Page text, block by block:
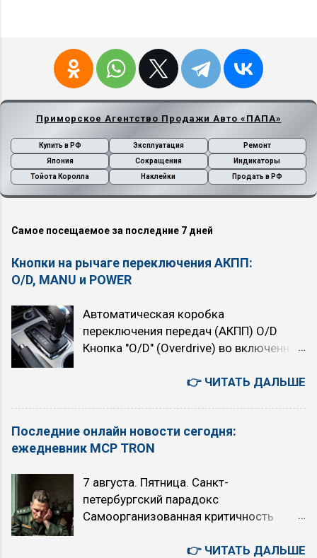
Приморское Агентство Продажи Авто «ПАПА»
Купить в РФ
Япония
Тойота Королла
Эксплуатация
Сокращения
Наклейки
Ремонт
Индикаторы
Продать в РФ
Самое посещаемое за последние 7 дней
Кнопки на рычаге переключения АКПП:
O/D, MANU и POWER
Автоматическая коробка
переключения передач (АКПП) O/D
Кнопка "O/D" (Overdrive) во включенном
высшую передачу. При нажатой кнопке
OFF") — трёхступенчатый. При
включении Overdrive автомобиль
топлива уменьшается. Когда
рекомендуется использовать режим
O/D (O/D ON): при равномерном
трассам, на скоростных участках) на
👉 ЧИТАТЬ ДАЛЬШЕ
Последние онлайн новости сегодня:
ежедневник MCP TRON
7 августа. Пятница. Санкт-
петербургский парадокс
Самоорганизованная критичность
Искусственный Интеллект или ядерный
👉 ЧИТАТЬ ДАЛЬШЕ